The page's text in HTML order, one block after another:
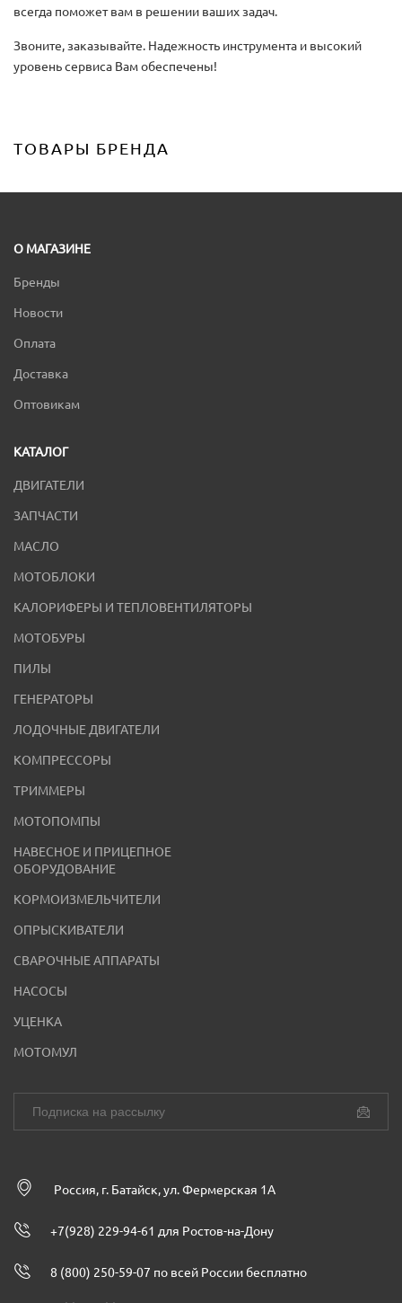
всегда поможет вам в решении ваших задач.
Звоните, заказывайте. Надежность инструмента и высокий
уровень сервиса Вам обеспечены!
ТОВАРЫ БРЕНДА
О МАГАЗИНЕ
Бренды
Новости
Оплата
Доставка
Оптовикам
КАТАЛОГ
ДВИГАТЕЛИ
ЗАПЧАСТИ
МАСЛО
МОТОБЛОКИ
КАЛОРИФЕРЫ И ТЕПЛОВЕНТИЛЯТОРЫ
МОТОБУРЫ
ПИЛЫ
ГЕНЕРАТОРЫ
ЛОДОЧНЫЕ ДВИГАТЕЛИ
КОМПРЕССОРЫ
ТРИММЕРЫ
МОТОПОМПЫ
НАВЕСНОЕ И ПРИЦЕПНОЕ
ОБОРУДОВАНИЕ
КОРМОИЗМЕЛЬЧИТЕЛИ
ОПРЫСКИВАТЕЛИ
СВАРОЧНЫЕ АППАРАТЫ
НАСОСЫ
УЦЕНКА
МОТОМУЛ
Россия, г. Батайск, ул. Фермерская 1А
+7(928) 229-94-61 для Ростов-на-Дону
8 (800) 250-59-07 по всей России бесплатно